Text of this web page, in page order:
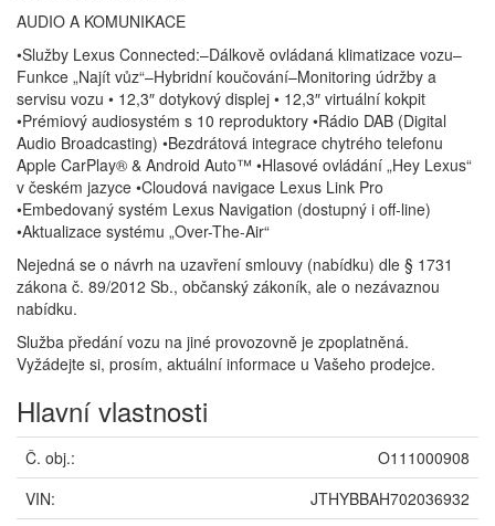
AUDIO A KOMUNIKACE
•Služby Lexus Connected:–Dálkově ovládaná klimatizace vozu–
Funkce „Najít vůz“–Hybridní koučování–Monitoring údržby a
servisu vozu • 12,3″ dotykový displej • 12,3″ virtuální kokpit
•Prémiový audiosystém s 10 reproduktory •Rádio DAB (Digital
Audio Broadcasting) •Bezdrátová integrace chytrého telefonu
Apple CarPlay® & Android Auto™ •Hlasové ovládání „Hey Lexus“
v českém jazyce •Cloudová navigace Lexus Link Pro
•Embedovaný systém Lexus Navigation (dostupný i off-line)
•Aktualizace systému „Over-The-Air“
Nejedná se o návrh na uzavření smlouvy (nabídku) dle § 1731
zákona č. 89/2012 Sb., občanský zákoník, ale o nezávaznou
nabídku.
Služba předání vozu na jiné provozovně je zpoplatněná.
Vyžádejte si, prosím, aktuální informace u Vašeho prodejce.
Hlavní vlastnosti
Č. obj.:
O111000908
VIN:
JTHYBBAH702036932